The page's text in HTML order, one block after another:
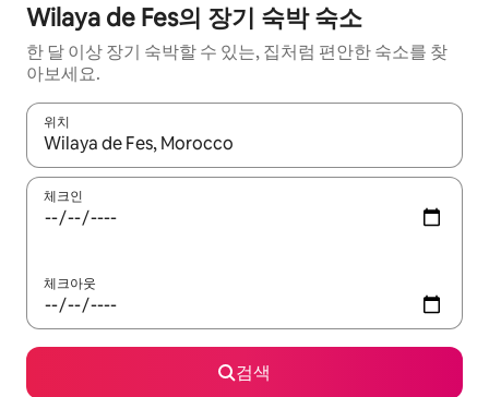
Wilaya de Fes의 장기 숙박 숙소
한 달 이상 장기 숙박할 수 있는, 집처럼 편안한 숙소를 찾
아보세요.
위치
결과가 나오면 위·아래 화살표 키를 사용하거나 터치 또는 스와이
체크인
체크아웃
검색